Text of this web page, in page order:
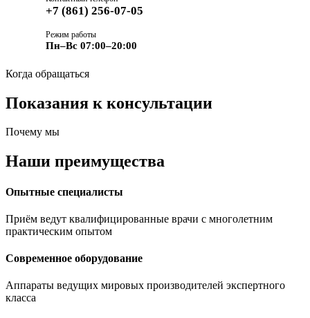
+7 (861) 256-07-05
Режим работы
Пн–Вс 07:00–20:00
Когда обращаться
Показания к консультации
Почему мы
Наши преимущества
Опытные специалисты
Приём ведут квалифицированные врачи с многолетним
практическим опытом
Современное оборудование
Аппараты ведущих мировых производителей экспертного
класса